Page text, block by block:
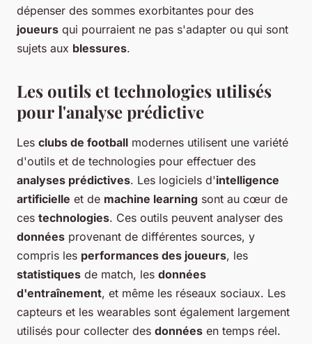
dépenser des sommes exorbitantes pour des
joueurs qui pourraient ne pas s'adapter ou qui sont
sujets aux blessures.
Les outils et technologies utilisés
pour l'analyse prédictive
Les clubs de football modernes utilisent une variété
d'outils et de technologies pour effectuer des
analyses prédictives. Les logiciels d'intelligence
artificielle et de machine learning sont au cœur de
ces technologies. Ces outils peuvent analyser des
données provenant de différentes sources, y
compris les performances des joueurs, les
statistiques de match, les données
d'entraînement, et même les réseaux sociaux. Les
capteurs et les wearables sont également largement
utilisés pour collecter des données en temps réel.